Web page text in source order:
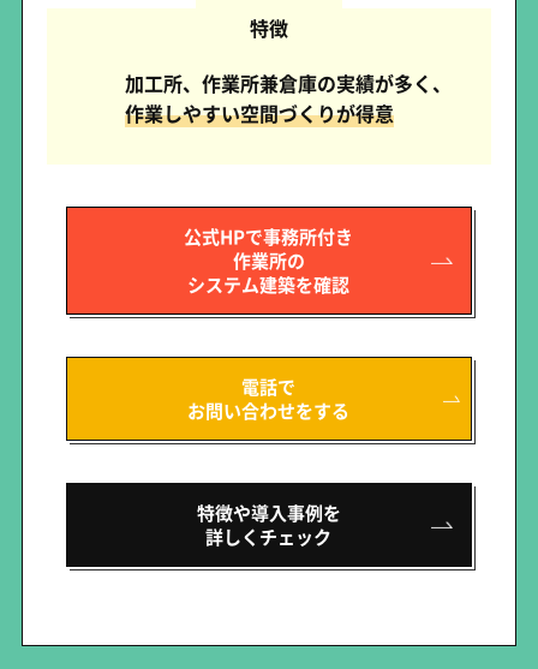
特徴
加工所、作業所兼倉庫の実績が多く、
作業しやすい空間づくりが得意
公式HPで事務所付き
作業所の
システム建築を確認
電話で
お問い合わせをする
特徴や導入事例を
詳しくチェック